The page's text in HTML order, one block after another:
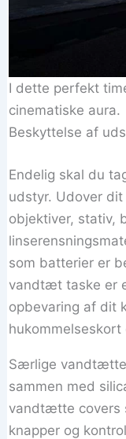
I dette perfekt
cinematiske aura.
Beskyttelse af
Endelig skal du
udstyr. Udover
objektiver, stativ,
som batterier er
vandtæt taske er
opbevaring af dit
Særlige vandtætte
sammen med
vandtætte covers
knapper og